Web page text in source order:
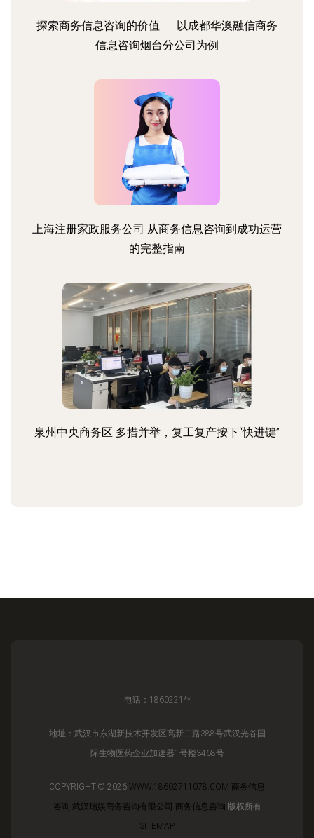
探索商务信息咨询的价值——以成都华澳融信商务
信息咨询烟台分公司为例
上海注册家政服务公司 从商务信息咨询到成功运营
的完整指南
泉州中央商务区 多措并举，复工复产按下“快进键”
电话：1860221**
地址：武汉市东湖新技术开发区高新二路388号武汉光谷国
际生物医药企业加速器1号楼3468号
COPYRIGHT © 2026 WWW.18602711078.COM 商务信息
咨询 武汉瑞娱商务咨询有限公司 商务信息咨询 版权所有
SITEMAP